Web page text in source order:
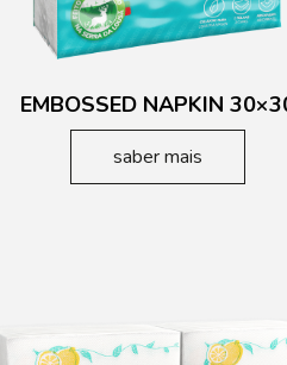
EMBOSSED NAPKIN
saber mais